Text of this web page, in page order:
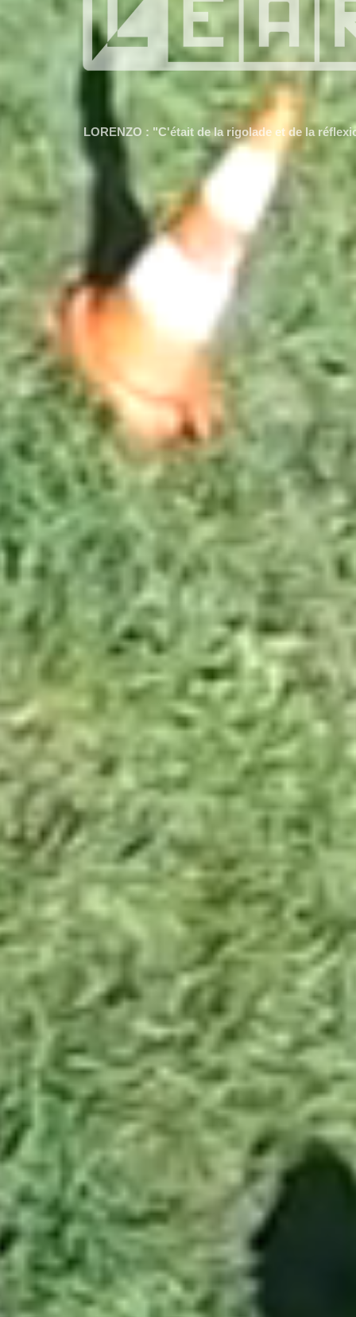
CALI : "J’ai adoré, je voudrais en refaire."